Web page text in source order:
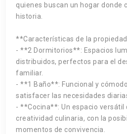
quienes buscan un hogar donde
historia.
**Características de la
- **2 Dormitorios**: Espacios
distribuidos, perfectos para el
familiar.
- **1 Baño**: Funcional y
satisfacer las necesidades
- **Cocina**: Un espacio versátil
creatividad culinaria, con la
momentos de convivencia.